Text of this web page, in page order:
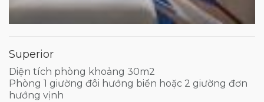
Superior
Diện tích phòng khoảng 30m2
Phòng 1 giường đôi hướng biển hoặc 2 giường đơn
hướng vịnh